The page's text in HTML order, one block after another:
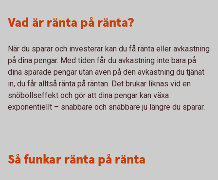
Vad är ränta på ränta?
När du sparar och investerar kan du få ränta eller avkastning
på dina pengar. Med tiden får du avkastning inte bara på
dina sparade pengar utan även på den avkastning du tjänat
in, du får alltså ränta på räntan. Det brukar liknas vid en
snöbollseffekt och gör att dina pengar kan växa
exponentiellt – snabbare och snabbare ju längre du sparar.
Så funkar ränta på ränta